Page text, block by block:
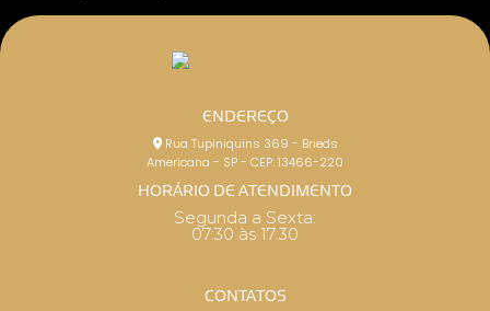
ENDEREÇO
Rua Tupiniquins 369 - Brieds
Americana - SP - CEP: 13466-220
HORÁRIO DE ATENDIMENTO
Segunda a Sexta:
07:30 às 17:30
CONTATOS